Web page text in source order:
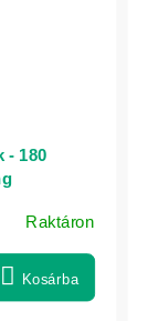
- 180
Raktáron
Kosárba